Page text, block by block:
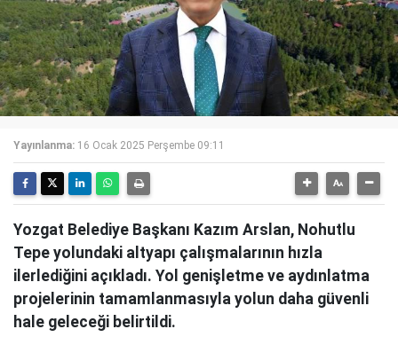
Yayınlanma: 16 Ocak 2025 Perşembe 09:11
Yozgat Belediye Başkanı Kazım Arslan, Nohutlu
Tepe yolundaki altyapı çalışmalarının hızla
ilerlediğini açıkladı. Yol genişletme ve aydınlatma
projelerinin tamamlanmasıyla yolun daha güvenli
hale geleceği belirtildi.